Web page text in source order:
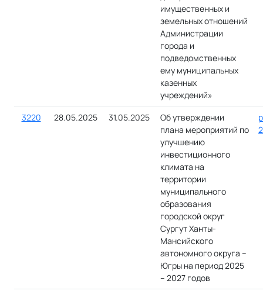
имущественных и
земельных отношений
Администрации
города и
подведомственных
ему муниципальных
казенных
учреждений»
3220
28.05.2025 31.05.2025
Об утверждении
плана мероприятий по
улучшению
инвестиционного
климата на
территории
муниципального
образования
городской округ
Сургут Ханты-
Мансийского
автономного округа –
Югры на период 2025
– 2027 годов